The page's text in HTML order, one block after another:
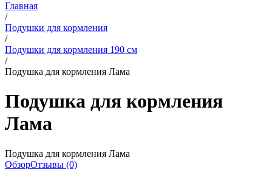
Главная
/
Подушки для кормления
/
Подушки для кормления 190 см
/
Подушка для кормления Лама
Подушка для кормления
Лама
Подушка для кормления Лама
ОбзорОтзывы (0)